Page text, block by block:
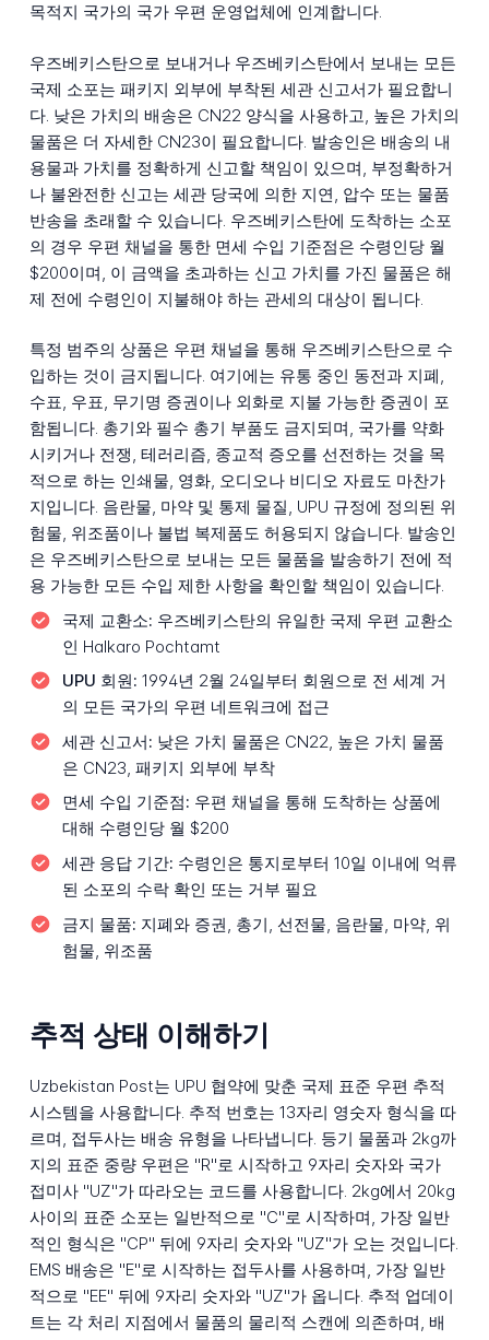
목적지 국가의 국가 우편 운영업체에 인계합니다.
우즈베키스탄으로 보내거나 우즈베키스탄에서 보내는 모든
국제 소포는 패키지 외부에 부착된 세관 신고서가 필요합니
다. 낮은 가치의 배송은 CN22 양식을 사용하고, 높은 가치의
물품은 더 자세한 CN23이 필요합니다. 발송인은 배송의 내
용물과 가치를 정확하게 신고할 책임이 있으며, 부정확하거
나 불완전한 신고는 세관 당국에 의한 지연, 압수 또는 물품
반송을 초래할 수 있습니다. 우즈베키스탄에 도착하는 소포
의 경우 우편 채널을 통한 면세 수입 기준점은 수령인당 월
$200이며, 이 금액을 초과하는 신고 가치를 가진 물품은 해
제 전에 수령인이 지불해야 하는 관세의 대상이 됩니다.
특정 범주의 상품은 우편 채널을 통해 우즈베키스탄으로 수
입하는 것이 금지됩니다. 여기에는 유통 중인 동전과 지폐,
수표, 우표, 무기명 증권이나 외화로 지불 가능한 증권이 포
함됩니다. 총기와 필수 총기 부품도 금지되며, 국가를 약화
시키거나 전쟁, 테러리즘, 종교적 증오를 선전하는 것을 목
적으로 하는 인쇄물, 영화, 오디오나 비디오 자료도 마찬가
지입니다. 음란물, 마약 및 통제 물질, UPU 규정에 정의된 위
험물, 위조품이나 불법 복제품도 허용되지 않습니다. 발송인
은 우즈베키스탄으로 보내는 모든 물품을 발송하기 전에 적
용 가능한 모든 수입 제한 사항을 확인할 책임이 있습니다.
국제 교환소: 우즈베키스탄의 유일한 국제 우편 교환소
인 Halkaro Pochtamt
UPU 회원: 1994년 2월 24일부터 회원으로 전 세계 거
의 모든 국가의 우편 네트워크에 접근
세관 신고서: 낮은 가치 물품은 CN22, 높은 가치 물품
은 CN23, 패키지 외부에 부착
면세 수입 기준점: 우편 채널을 통해 도착하는 상품에
대해 수령인당 월 $200
세관 응답 기간: 수령인은 통지로부터 10일 이내에 억류
된 소포의 수락 확인 또는 거부 필요
금지 물품: 지폐와 증권, 총기, 선전물, 음란물, 마약, 위
험물, 위조품
추적 상태 이해하기
Uzbekistan Post는 UPU 협약에 맞춘 국제 표준 우편 추적
시스템을 사용합니다. 추적 번호는 13자리 영숫자 형식을 따
르며, 접두사는 배송 유형을 나타냅니다. 등기 물품과 2kg까
지의 표준 중량 우편은 "R"로 시작하고 9자리 숫자와 국가
접미사 "UZ"가 따라오는 코드를 사용합니다. 2kg에서 20kg
사이의 표준 소포는 일반적으로 "C"로 시작하며, 가장 일반
적인 형식은 "CP" 뒤에 9자리 숫자와 "UZ"가 오는 것입니다.
EMS 배송은 "E"로 시작하는 접두사를 사용하며, 가장 일반
적으로 "EE" 뒤에 9자리 숫자와 "UZ"가 옵니다. 추적 업데이
트는 각 처리 지점에서 물품의 물리적 스캔에 의존하며, 배